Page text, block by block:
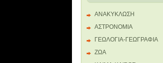
ΑΝΑΚΥΚΛΩΣΗ
ΑΣΤΡΟΝΟΜΙΑ
ΓΕΩΛΟΓΙΑ-ΓΕΩΓΡΑΦΙΑ
ΖΩΑ